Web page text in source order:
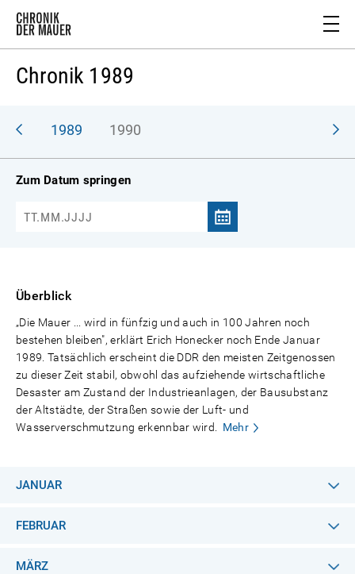
Chronik 1989
1989 1990
Zum Datum springen
Überblick
„Die Mauer ... wird in fünfzig und auch in 100 Jahren noch
bestehen bleiben", erklärt Erich Honecker noch Ende Januar
1989. Tatsächlich erscheint die DDR den meisten Zeitgenossen
zu dieser Zeit stabil, obwohl das aufziehende wirtschaftliche
Desaster am Zustand der Industrieanlagen, der Bausubstanz
der Altstädte, der Straßen sowie der Luft- und
Wasserverschmutzung erkennbar wird.
Mehr
JANUAR
FEBRUAR
MÄRZ